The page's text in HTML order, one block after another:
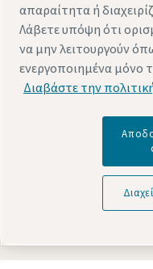
Μάθετε
στην περιοχή σας:
απαραίτητα ή
Λάβετε υπόψη ότι
να μην λειτουργούν
ενεργοποιημένα μόνο
Διαβάστε την